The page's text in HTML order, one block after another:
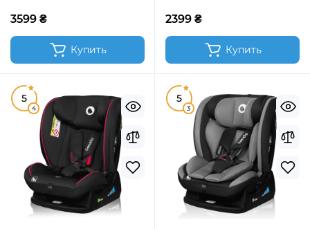
3599 ₴
Купить
2399 ₴
Купить
5
4
5
3